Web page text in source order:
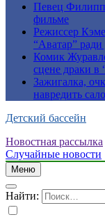
Певец Филипп
фильме
Режиссер
“Аватар”
Комик
сцене драки в
Зажигалка,
навредить
Детский бассейн
Новостная рассылка
Случайные новости
Меню
Найти: